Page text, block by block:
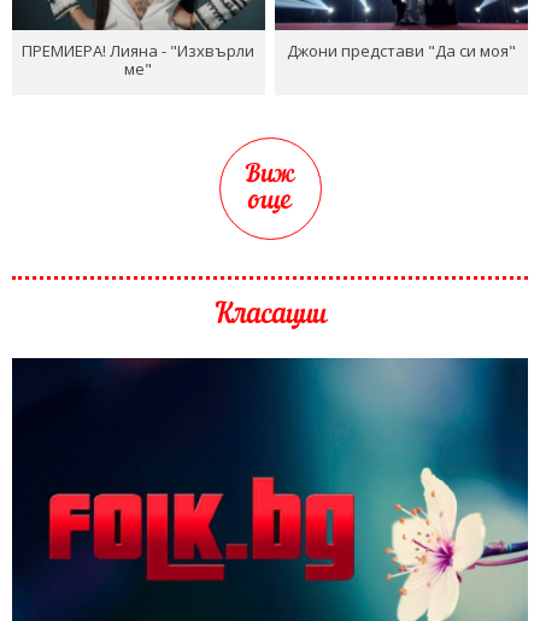
ПРЕМИЕРА! Лияна - "Изхвърли
ме"
Джони представи "Да си моя"
Виж
още
Класации